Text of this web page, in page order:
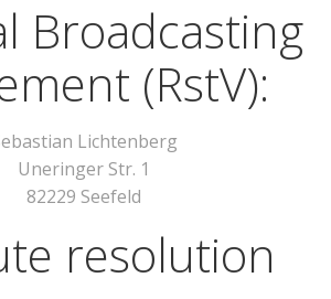
Broadcasting
(RstV):
Lichtenberg
Uneringer Str. 1
82229 Seefeld
resolution